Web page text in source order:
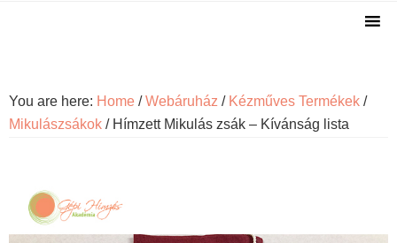
You are here: Home / Webáruház / Kézműves Termékek /
Mikulászsákok / Hímzett Mikulás zsák – Kívánság lista